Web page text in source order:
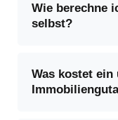
Wie berechne
selbst?
Was kostet ein